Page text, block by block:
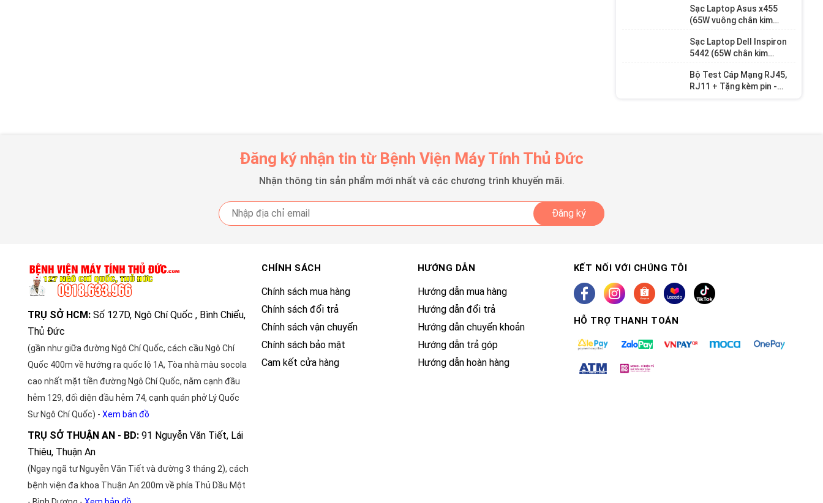
Sạc Laptop Asus x455
(65W vuông chân kim
Sạc Laptop Dell Inspiron
5442 (65W chân kim
Bộ Test Cáp Mạng RJ45,
RJ11 + Tặng kèm pin -
Đăng ký nhận tin từ Bệnh Viện Máy Tính Thủ Đức
Nhận thông tin sản phẩm mới nhất và các chương trình khuyến mãi.
Đăng ký
TRỤ SỞ HCM: Số 127D, Ngô Chí Quốc , Bình Chiểu,
Thủ Đức
(gần như giữa đường Ngô Chí Quốc, cách cầu Ngô Chí
Quốc 400m về hướng ra quốc lộ 1A, Tòa nhà màu socola
cao nhất mặt tiền đường Ngô Chí Quốc, nằm cạnh đầu
hẻm 129, đối diện đầu hẻm 74, cạnh quán phở Lý Quốc
Sư Ngô Chí Quốc) - Xem bản đồ
TRỤ SỞ THUẬN AN - BD: 91 Nguyễn Văn Tiết, Lái
Thiêu, Thuận An
(Ngay ngã tư Nguyễn Văn Tiết và đường 3 tháng 2), cách
bệnh viện đa khoa Thuận An 200m về phía Thủ Dầu Một
CHÍNH SÁCH
Chính sách mua hàng
Chính sách đổi trả
Chính sách vận chuyển
Chính sách bảo mật
Cam kết cửa hàng
HƯỚNG DẪN
Hướng dẫn mua hàng
Hướng dẫn đổi trả
Hướng dẫn chuyển khoản
Hướng dẫn trả góp
Hướng dẫn hoàn hàng
KẾT NỐI VỚI CHÚNG TÔI
HỖ TRỢ THANH TOÁN